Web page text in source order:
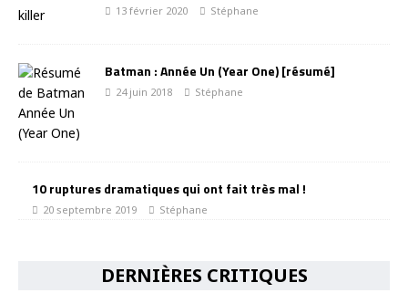
13 février 2020 Stéphane
Batman : Année Un (Year One) [résumé]
24 juin 2018 Stéphane
10 ruptures dramatiques qui ont fait très mal !
20 septembre 2019 Stéphane
DERNIÈRES CRITIQUES